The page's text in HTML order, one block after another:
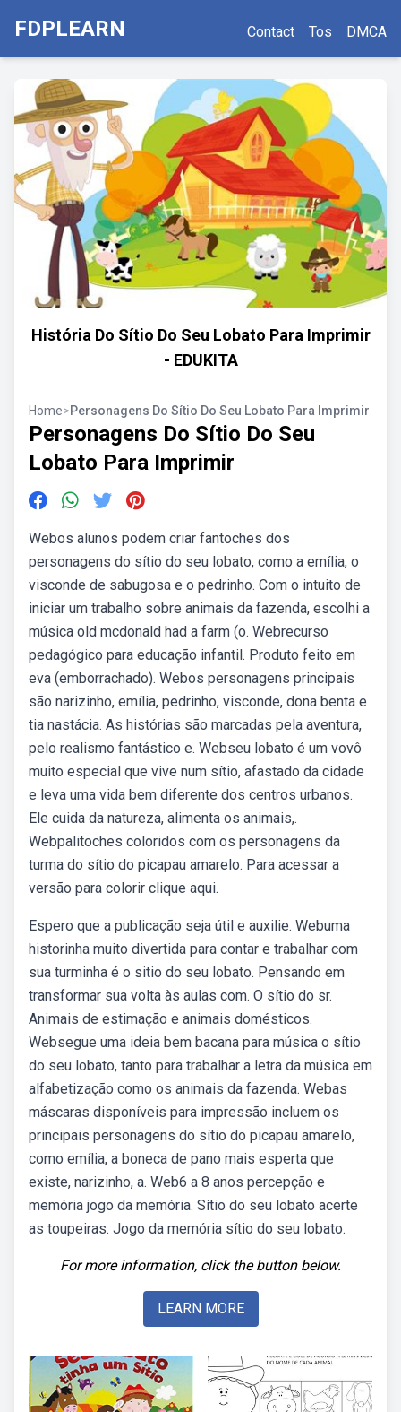
FDPLEARN Contact Tos DMCA
História Do Sítio Do Seu Lobato Para Imprimir
- EDUKITA
Home>Personagens Do Sítio Do Seu Lobato Para Imprimir
Personagens Do Sítio Do Seu
Lobato Para Imprimir
Webos alunos podem criar fantoches dos
personagens do sítio do seu lobato, como a emília, o
visconde de sabugosa e o pedrinho. Com o intuito de
iniciar um trabalho sobre animais da fazenda, escolhi a
música old mcdonald had a farm (o. Webrecurso
pedagógico para educação infantil. Produto feito em
eva (emborrachado). Webos personagens principais
são narizinho, emília, pedrinho, visconde, dona benta e
tia nastácia. As histórias são marcadas pela aventura,
pelo realismo fantástico e. Webseu lobato é um vovô
muito especial que vive num sítio, afastado da cidade
e leva uma vida bem diferente dos centros urbanos.
Ele cuida da natureza, alimenta os animais,.
Webpalitoches coloridos com os personagens da
turma do sítio do picapau amarelo. Para acessar a
versão para colorir clique aqui.
Espero que a publicação seja útil e auxilie. Webuma
historinha muito divertida para contar e trabalhar com
sua turminha é o sitio do seu lobato. Pensando em
transformar sua volta às aulas com. O sítio do sr.
Animais de estimação e animais domésticos.
Websegue uma ideia bem bacana para música o sítio
do seu lobato, tanto para trabalhar a letra da música em
alfabetização como os animais da fazenda. Webas
máscaras disponíveis para impressão incluem os
principais personagens do sítio do picapau amarelo,
como emília, a boneca de pano mais esperta que
existe, narizinho, a. Web6 a 8 anos percepção e
memória jogo da memória. Sítio do seu lobato acerte
as toupeiras. Jogo da memória sítio do seu lobato.
For more information, click the button below.
LEARN MORE